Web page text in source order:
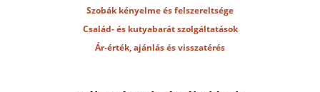
Szobák kényelme és felszereltsége
Család- és kutyabarát szolgáltatások
Ár-érték, ajánlás és visszatérés